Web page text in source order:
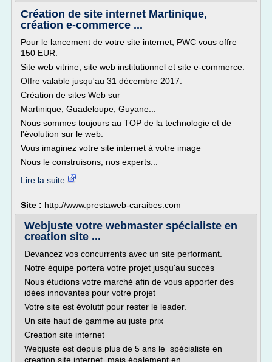
Création de site internet Martinique,
création e-commerce ...
Pour le lancement de votre site internet, PWC vous offre
150 EUR.
Site web vitrine, site web institutionnel et site e-commerce.
Offre valable jusqu'au 31 décembre 2017.
Création de sites Web sur
Martinique, Guadeloupe, Guyane...
Nous sommes toujours au TOP de la technologie et de
l'évolution sur le web.
Vous imaginez votre site internet à votre image
Nous le construisons, nos experts...
Lire la suite
Site : http://www.prestaweb-caraibes.com
Webjuste votre webmaster spécialiste en
creation site ...
Devancez vos concurrents avec un site performant.
Notre équipe portera votre projet jusqu'au succès
Nous étudions votre marché afin de vous apporter des
idées innovantes pour votre projet
Votre site est évolutif pour rester le leader.
Un site haut de gamme au juste prix
Creation site internet
Webjuste est depuis plus de 5 ans le spécialiste en
creation site internet mais également en...